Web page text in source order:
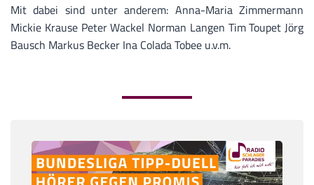
Mit dabei sind unter anderem: Anna-Maria Zimmermann
Mickie Krause Peter Wackel Norman Langen Tim Toupet Jörg
Bausch Markus Becker Ina Colada Tobee u.v.m.